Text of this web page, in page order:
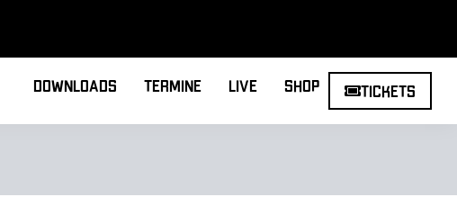
Downloads Termine Live Shop Tickets